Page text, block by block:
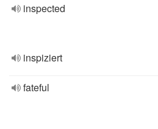
inspected
inspiziert
fateful